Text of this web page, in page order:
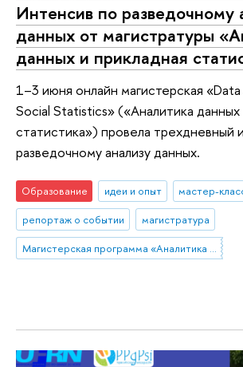
Интенсив по разведочному
данных от магистратуры
данных и прикладная
1–3 июня онлайн магистерская
Social Statistics» («Аналитика данных
статистика») провела трехдневный
разведочному анализу данных.
Образование идеи и опыт
мастер-
репортаж о событии
магистратура
Магистерская программа «Аналитика данных и прикладная статистика / Data Analytics and Social Statistics»